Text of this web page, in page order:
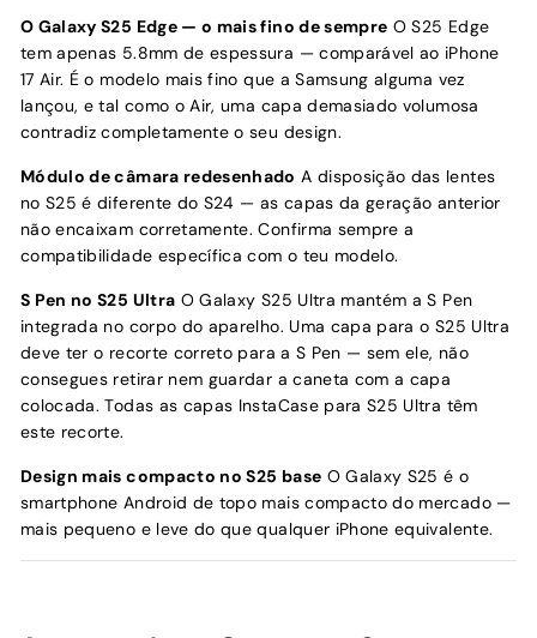
O Galaxy S25 Edge — o mais fino de sempre O S25 Edge
tem apenas 5.8mm de espessura — comparável ao iPhone
17 Air. É o modelo mais fino que a Samsung alguma vez
lançou, e tal como o Air, uma capa demasiado volumosa
contradiz completamente o seu design.
Módulo de câmara redesenhado A disposição das lentes
no S25 é diferente do S24 — as capas da geração anterior
não encaixam corretamente. Confirma sempre a
compatibilidade específica com o teu modelo.
S Pen no S25 Ultra O Galaxy S25 Ultra mantém a S Pen
integrada no corpo do aparelho. Uma capa para o S25 Ultra
deve ter o recorte correto para a S Pen — sem ele, não
consegues retirar nem guardar a caneta com a capa
colocada. Todas as capas InstaCase para S25 Ultra têm
este recorte.
Design mais compacto no S25 base O Galaxy S25 é o
smartphone Android de topo mais compacto do mercado —
mais pequeno e leve do que qualquer iPhone equivalente.